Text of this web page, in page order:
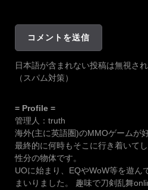
日本語が含まれない投稿は無視さ
（スパム対策）
= Profile =
管理人：truth
海外(主に英語圏)のMMOゲームが
最終的に何時もそこに行き着いて
性分の物体です。
UOに始まり、EQやWoW等を遊ん
まいりました。 趣味で刀剣乱舞